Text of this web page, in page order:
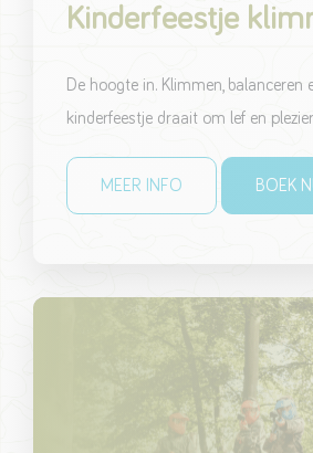
Kinderfeestje
De hoogte in. Klimmen, balanceren
kinderfeestje draait om lef en
MEER INFO BOEK